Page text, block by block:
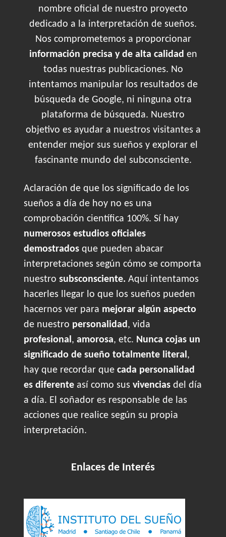
nombre oficial de nuestro proyecto
dedicado a la interpretación de sueños.
Nos comprometemos a proporcionar
información precisa y de alta calidad en
todas nuestras publicaciones. No
intentamos manipular los resultados de
búsqueda de Google, ni ninguna otra
plataforma de búsqueda. Nuestro
objetivo es ayudar a nuestros visitantes a
entender mejor sus sueños y explorar el
fascinante mundo del subconsciente.
Aclaración de que los significado de los
sueños a día de hoy no es una
comprobación científica 100%. Sí hay
numerosos estudios oficiales
demostrados que pueden abacar
interpretaciones según cómo se comporta
nuestro subsconsciente. Aquí intentamos
hacerles llegar lo que los sueños pueden
hacernos ver para mejorar algún aspecto
de nuestro personalidad, vida
profesional, amorosa, etc. Nunca cojas un
significado de sueño totalmente literal,
hay que recordar que cada personalidad
es diferente así como sus vivencias del día
a día. El soñador es responsable de las
acciones que realice según su propia
interpretación.
Enlaces de Interés